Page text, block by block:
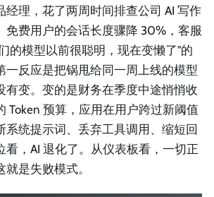
经理，花了两周时间排查公司 AI 写作
免费用户的会话长度骤降 30%，客服
的模型以前很聪明，现在变懒了"的
一反应是把锅甩给同一周上线的模型
有变。变的是财务在季度中途悄悄收
Token 预算，应用在用户跨过新阈值
系统提示词、丢弃工具调用、缩短回
看，AI 退化了。从仪表板看，一切正
是失败模式。